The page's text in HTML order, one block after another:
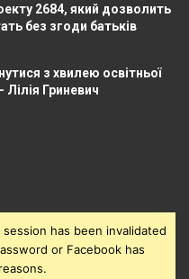
2684, який дозволить
без згоди батьків
з хвилею освітньої
Лілія Гриневич
has been invalidated
or Facebook has